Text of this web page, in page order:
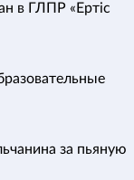
в ГЛПР «Ертіс
за пьяную